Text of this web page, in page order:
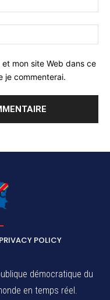
mon site Web dans ce
je commenterai.
PRIVACY POLICY
démocratique du
en temps réel.